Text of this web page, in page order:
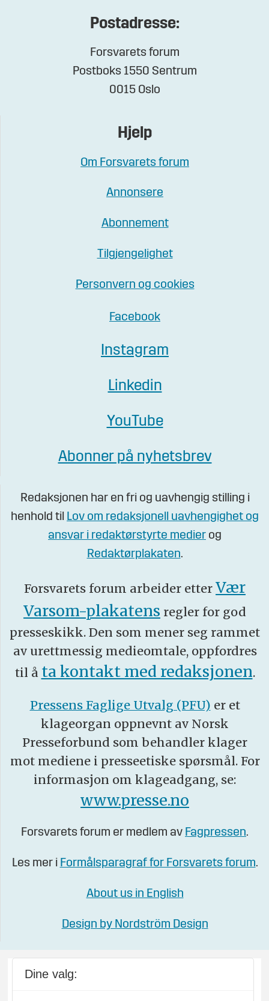
Postadresse:
Forsvarets forum
Postboks 1550 Sentrum
0015 Oslo
Hjelp
Om Forsvarets forum
Annonsere
Abonnement
Tilgjengelighet
Personvern og cookies
Facebook
Instagram
Linkedin
YouTube
Abonner på nyhetsbrev
Redaksjonen har en fri og uavhengig stilling i
henhold til Lov om redaksjonell uavhengighet og
ansvar i redaktørstyrte medier og
Redaktørplakaten.
Forsvarets forum arbeider etter Vær
Varsom-plakatens regler for god
presseskikk. Den som mener seg rammet
av urettmessig medieomtale, oppfordres
til å ta kontakt med redaksjonen.
Pressens Faglige Utvalg (PFU) er et
klageorgan oppnevnt av Norsk
Presseforbund som behandler klager
mot mediene i presseetiske spørsmål. For
informasjon om klageadgang, se:
www.presse.no
Forsvarets forum er medlem av Fagpressen.
Les mer i Formålsparagraf for Forsvarets forum.
About us in English
Design by Nordström Design
Dine valg: